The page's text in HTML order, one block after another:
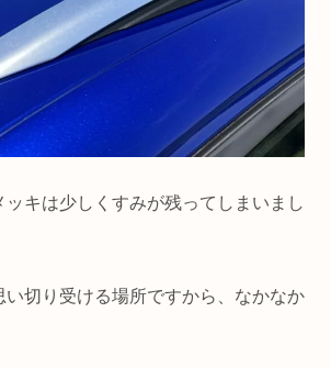
ッキは少しくすみが残ってしまいまし
い切り受ける場所ですから、なかなか